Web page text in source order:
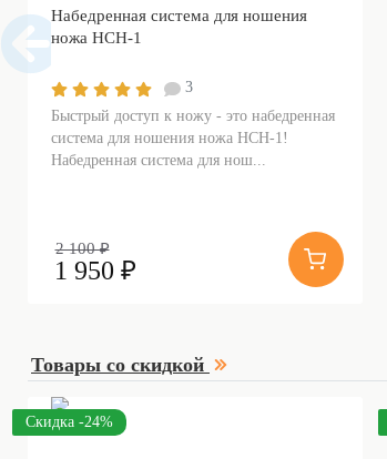
Набедренная система для ношения
ножа НСН-1
3
Быстрый доступ к ножу - это набедренная
система для ношения ножа НСН-1!
Набедренная система для нош...
2 100 ₽
1 950 ₽
Товары со скидкой
Скидка -24%